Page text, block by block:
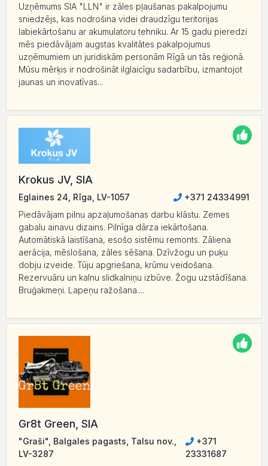
Uzņēmums SIA "LLN" ir zāles pļaušanas pakalpojumu
sniedzējs, kas nodrošina videi draudzīgu teritorijas
labiekārtošanu ar akumulatoru tehniku. Ar 15 gadu pieredzi
mēs piedāvājam augstas kvalitātes pakalpojumus
uzņēmumiem un juridiskām personām Rīgā un tās reģionā.
Mūsu mērķis ir nodrošināt ilglaicīgu sadarbību, izmantojot
jaunas un inovatīvas...
Krokus JV, SIA
Eglaines 24, Rīga, LV-1057
+371 24334991
Piedāvājam pilnu apzaļumošanas darbu klāstu. Zemes
gabalu ainavu dizains. Pilnīga dārza iekārtošana.
Automātiskā laistīšana, esošo sistēmu remonts. Zāliena
aerācija, mēslošana, zāles sēšana. Dzīvžogu un puķu
dobju izveide. Tūju apgriešana, krūmu veidošana.
Rezervuāru un kalnu slidkalniņu izbūve. Žogu uzstādīšana.
Bruģakmeņi. Lapeņu ražošana....
Gr8t Green, SIA
"Graši", Balgales pagasts, Talsu nov.,
LV-3287
+371
23331687